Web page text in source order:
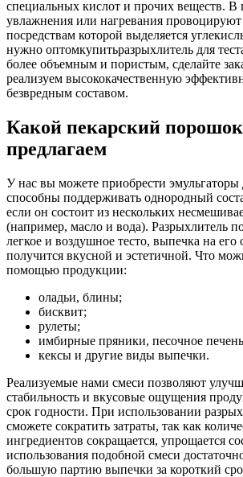
специальных кислот и прочих веществ. В
увлажнения или нагревания
посредствам которой выделяется
нужно оптомкупитьразрыхлитель для
более объемным и пористым, сделайте
реализуем высококачественную
безвредным составом.
Какой пекарский
предлагаем
У нас вы можете приобрести
способны поддерживать однородный
если он состоит из нескольких
(например, масло и вода). Разрыхлитель
легкое и воздушное тесто, выпечка на его
получится вкусной и эстетичной. Что
помощью продукции:
оладьи, блины;
бисквит;
рулеты;
имбирные пряники, песочное
кексы и другие виды выпечки.
Реализуемые нами смеси позволяют
стабильность и вкусовые ощущения
срок годности. При использовании
сможете сократить затраты, так как
ингредиентов сокращается, упрощается
использования подобной смеси
большую партию выпечки за короткий